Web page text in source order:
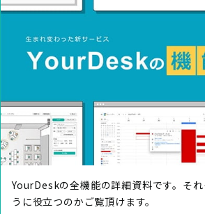
YourDeskの全機能の詳細資料です。そ
うに役⽴つのかご覧頂けます。